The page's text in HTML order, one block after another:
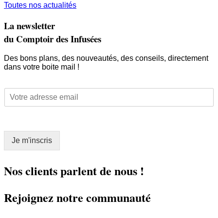
Toutes nos actualités
La newsletter
du Comptoir des Infusées
Des bons plans, des nouveautés, des conseils, directement
dans votre boite mail !
E
m
a
i
l
m
l
Je m'inscris
Nos clients parlent de nous !
Rejoignez notre communauté